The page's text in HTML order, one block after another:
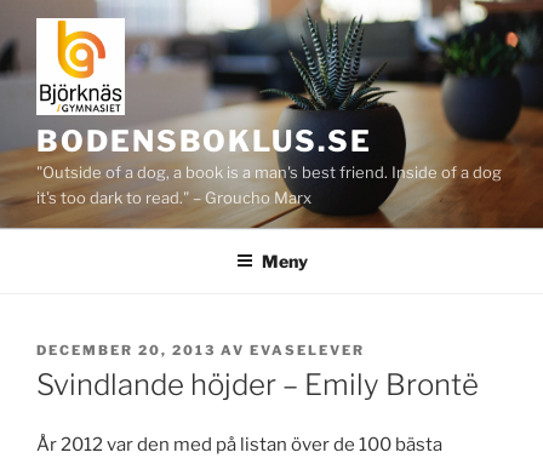
Hoppa
till
innehåll
BODENSBOKLUS.SE
"Outside of a dog, a book is a man's best friend. Inside of a dog
it's too dark to read." – Groucho Marx
Meny
PUBLICERAT
DECEMBER 20, 2013 AV EVASELEVER
Svindlande höjder – Emily Brontë
År 2012 var den med på listan över de 100 bästa